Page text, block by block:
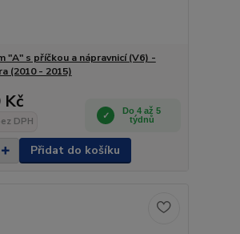
"A" s příčkou a nápravnicí (V6) -
(2010 - 2015)
Kč
DPH
Do 4 až 5
týdnů
Přidat do košíku